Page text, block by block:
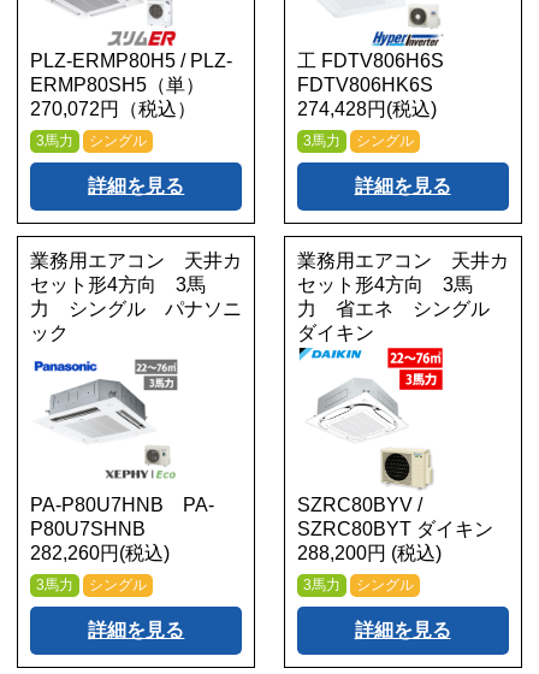
PLZ-ERMP80H5 / PLZ-
ERMP80SH5（単）
270,072円（税込）
3馬力 シングル
詳細を見る
工 FDTV806H6S
FDTV806HK6S
274,428円(税込)
3馬力 シングル
詳細を見る
業務用エアコン 天井カ
セット形4方向 3馬
力 シングル パナソニ
ック
PA-P80U7HNB PA-
P80U7SHNB
282,260円(税込)
3馬力 シングル
詳細を見る
業務用エアコン 天井カ
セット形4方向 3馬
力 省エネ シングル
ダイキン
SZRC80BYV /
SZRC80BYT ダイキン
288,200円 (税込)
3馬力 シングル
詳細を見る